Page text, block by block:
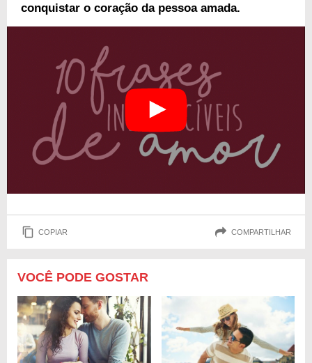
conquistar o coração da pessoa amada.
COPIAR COMPARTILHAR
VOCÊ PODE GOSTAR